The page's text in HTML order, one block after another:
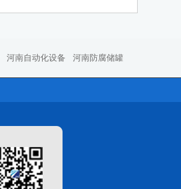
河南自动化设备 河南防腐储罐